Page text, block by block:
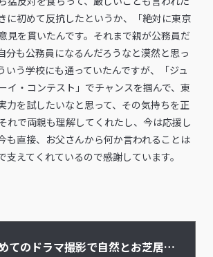
に初めて反抗したというか、「絶対に東京
見を貫いたんです。それまで親が公務員だ
分も公務員になるんだろうなと漠然と思っ
いう学校にも通っていたんですが、「ジュ
イ・コンテスト」でチャンスを掴んで、東
力を試したいなと思って、その気持ちを正
れで両親も理解してくれたし、今は応援し
も直接、お父さんから何か言われることは
支えてくれているので感謝しています。
てのドラマ撮影で自然とお芝居に